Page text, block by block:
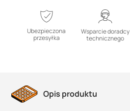
Ubezpieczona
przesyłka
Wsparcie doradcy
technicznego
Opis produktu